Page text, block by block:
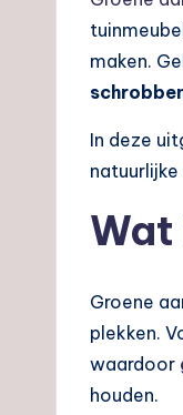
maken.
In deze
Wat
Groene
plekken.
waardoor
houden.